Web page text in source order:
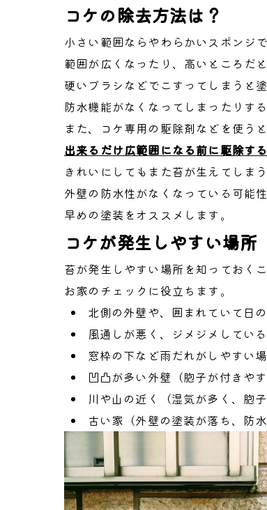
コケの除去方法は？
小さい範囲ならやわらかいスポンジ
範囲が広くなったり、高いところだ
硬いブラシなどでこすってしまうと
防水機能がなくなってしまったりす
また、コケ専用の駆除剤などを使う
出来るだけ広範囲になる前に駆除す
きれいにしてもまた苔が生えてしま
外壁の防水性がなくなっている可能
早めの塗装をオススメします。
コケが発生しやすい場所
苔が発生しやすい場所を知っておくこ
お家のチェックに役立ちます。
北側の外壁や、囲まれていて日
風通しが悪く、ジメジメしてい
窓枠の下など雨だれがしやすい
凹凸が多い外壁（胞子が付きやす
川や山の近く（湿気が多く、胞子
古い家（外壁の塗装が落ち、防